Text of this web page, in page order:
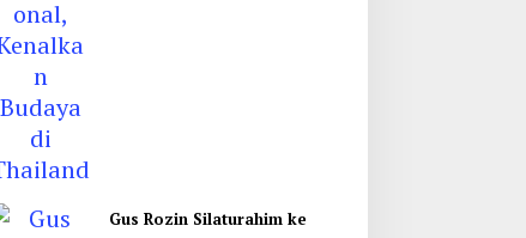
Gus Rozin Silaturahim ke